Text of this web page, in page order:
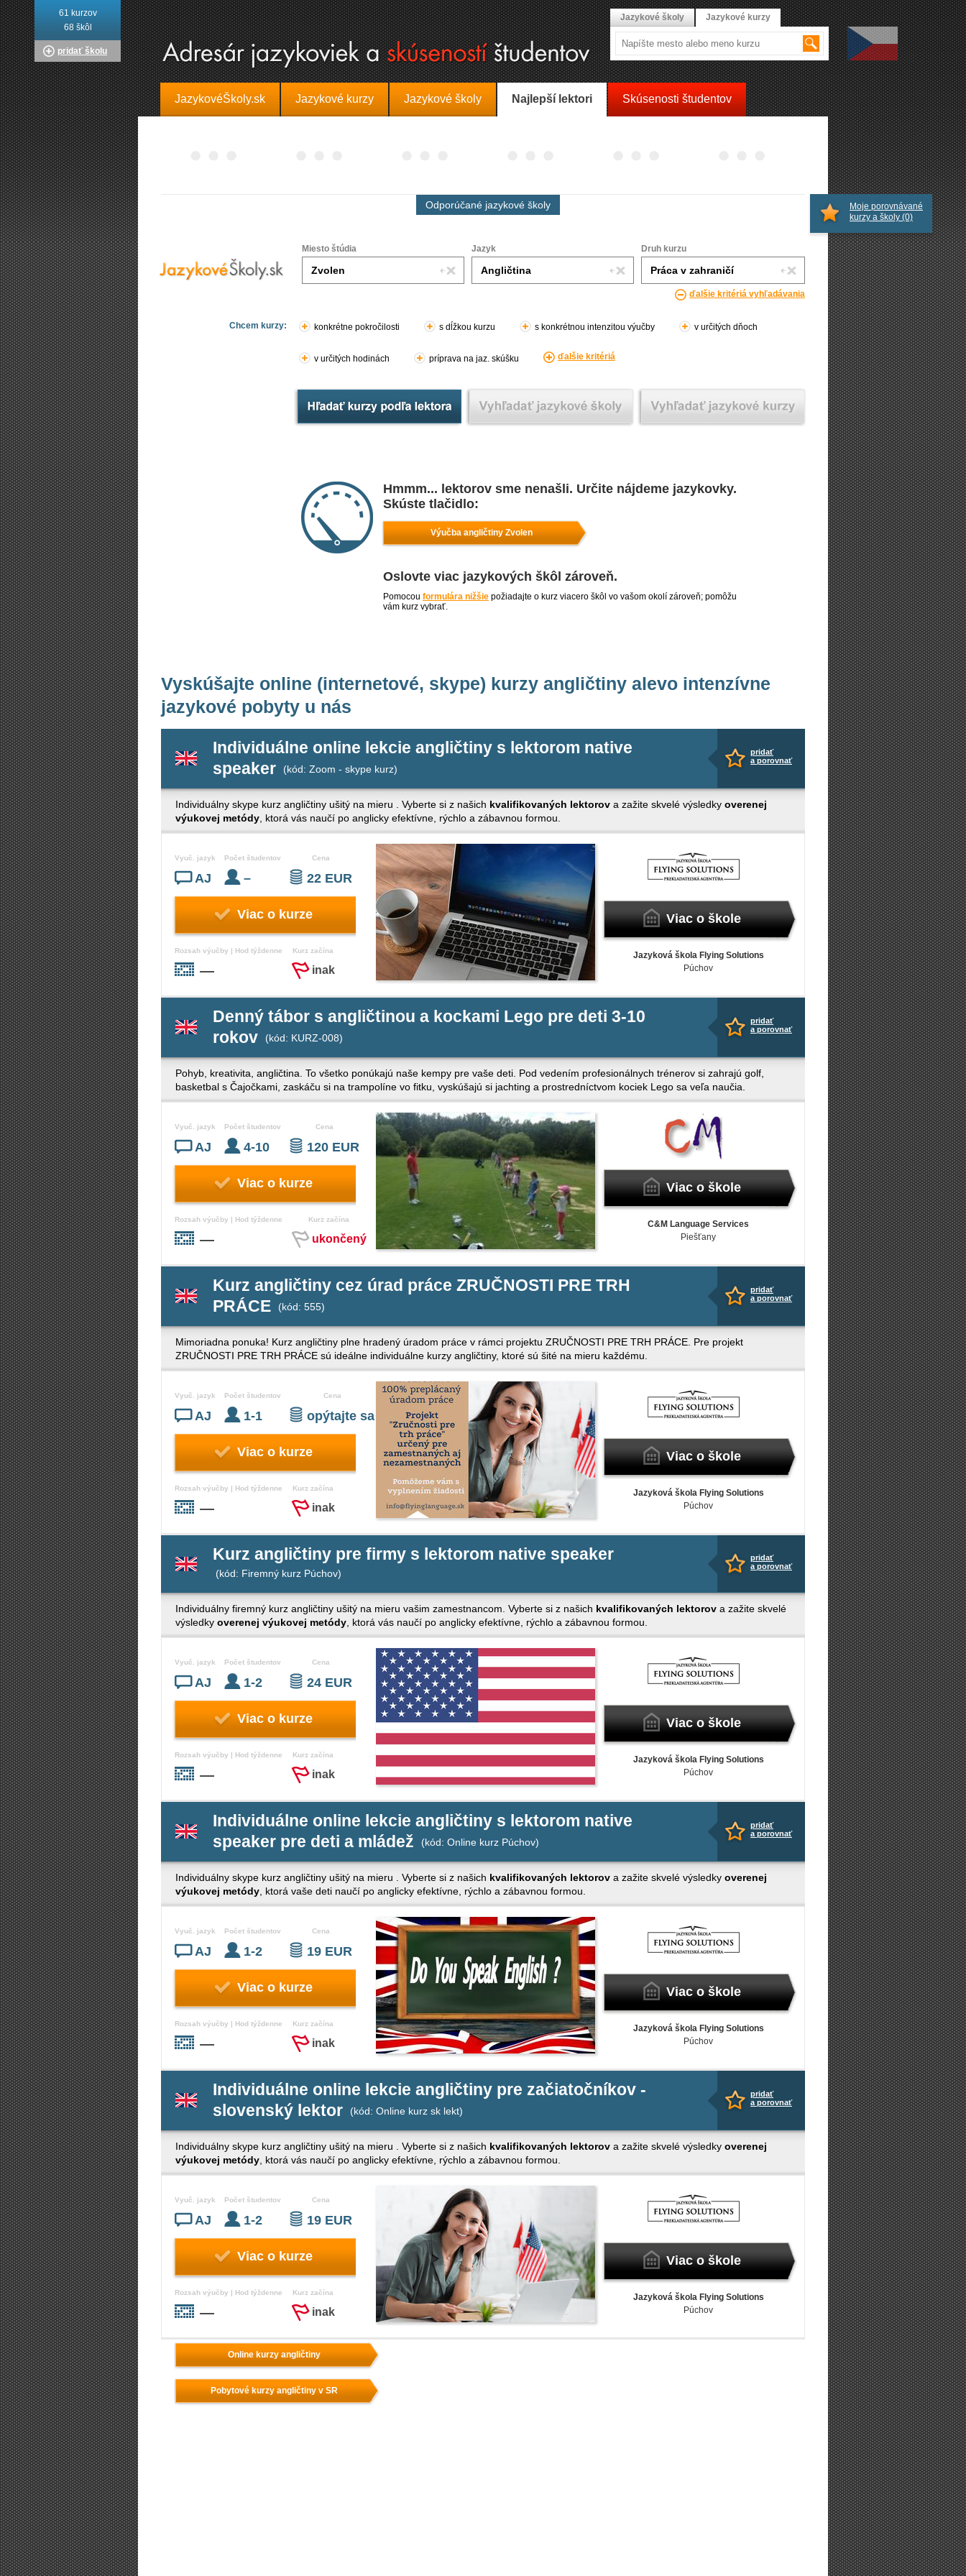
JazykovéŠkoly.sk Jazykové kurzy Jazykové školy Najlepší lektori Skúsenosti študentov
Odporúčané jazykové školy
Miesto štúdia Jazyk Druh kurzu
ďalšie kritériá vyhľadávania
Chcem kurzy: konkrétne pokročilosti s dĺžkou kurzu s konkrétnou intenzitou výučby v určitých dňoch
v určitých hodinách príprava na jaz. skúšku ďalšie kritériá
Hmmm... lektorov sme nenašli. Určite nájdeme jazykovky.
Skúste tlačidlo:
Výučba angličtiny Zvolen
Oslovte viac jazykových škôl zároveň.
Pomocou formulára nižšie požiadajte o kurz viacero škôl vo vašom okolí zároveň; pomôžu
vám kurz vybrať.
Vyskúšajte online (internetové, skype) kurzy angličtiny alevo intenzívne
jazykové pobyty u nás
pridať
a porovnať
Individuálne online lekcie angličtiny s lektorom native
speaker
(kód: Zoom - skype kurz)
Individuálny skype kurz angličtiny ušitý na mieru . Vyberte si z našich kvalifikovaných lektorov a zažite skvelé výsledky overenej
výukovej metódy , ktorá vás naučí po anglicky efektívne, rýchlo a zábavnou formou.
Vyuč. jazyk
AJ
Počet študentov
–
Cena
22 EUR
Viac o kurze
Rozsah výučby | Hod týždenne
—
Kurz začína
inak
Viac o škole
Jazyková škola Flying Solutions
Púchov
pridať
a porovnať
Denný tábor s angličtinou a kockami Lego pre deti 3-10
rokov
(kód: KURZ-008)
Pohyb, kreativita, angličtina. To všetko ponúkajú naše kempy pre vaše deti. Pod vedením profesionálnych trénerov si zahrajú golf,
basketbal s Čajočkami, zaskáču si na trampolíne vo fitku, vyskúšajú si jachting a prostredníctvom kociek Lego sa veľa naučia.
Vyuč. jazyk
AJ
Počet študentov
4-10
Cena
120 EUR
Viac o kurze
Rozsah výučby | Hod týždenne
—
Kurz začína
ukončený
Viac o škole
C&M Language Services
Piešťany
pridať
a porovnať
Kurz angličtiny cez úrad práce ZRUČNOSTI PRE TRH
PRÁCE
(kód: 555)
Mimoriadna ponuka! Kurz angličtiny plne hradený úradom práce v rámci projektu ZRUČNOSTI PRE TRH PRÁCE. Pre projekt
ZRUČNOSTI PRE TRH PRÁCE sú ideálne individuálne kurzy angličtiny, ktoré sú šité na mieru každému.
Vyuč. jazyk
AJ
Počet študentov
1-1
Cena
opýtajte sa
Viac o kurze
Rozsah výučby | Hod týždenne
—
Kurz začína
inak
Viac o škole
Jazyková škola Flying Solutions
Púchov
pridať
a porovnať
Kurz angličtiny pre firmy s lektorom native speaker
(kód: Firemný kurz Púchov)
Individuálny firemný kurz angličtiny ušitý na mieru vašim zamestnancom. Vyberte si z našich kvalifikovaných lektorov a zažite skvelé
výsledky overenej výukovej metódy , ktorá vás naučí po anglicky efektívne, rýchlo a zábavnou formou.
Vyuč. jazyk
AJ
Počet študentov
1-2
Cena
24 EUR
Viac o kurze
Rozsah výučby | Hod týždenne
—
Kurz začína
inak
Viac o škole
Jazyková škola Flying Solutions
Púchov
pridať
a porovnať
Individuálne online lekcie angličtiny s lektorom native
speaker pre deti a mládež
(kód: Online kurz Púchov)
Individuálny skype kurz angličtiny ušitý na mieru . Vyberte si z našich kvalifikovaných lektorov a zažite skvelé výsledky overenej
výukovej metódy , ktorá vaše deti naučí po anglicky efektívne, rýchlo a zábavnou formou.
Vyuč. jazyk
AJ
Počet študentov
1-2
Cena
19 EUR
Viac o kurze
Rozsah výučby | Hod týždenne
—
Kurz začína
inak
Viac o škole
Jazyková škola Flying Solutions
Púchov
pridať
a porovnať
Individuálne online lekcie angličtiny pre začiatočníkov -
slovenský lektor
(kód: Online kurz sk lekt)
Individuálny skype kurz angličtiny ušitý na mieru . Vyberte si z našich kvalifikovaných lektorov a zažite skvelé výsledky overenej
výukovej metódy , ktorá vás naučí po anglicky efektívne, rýchlo a zábavnou formou.
Vyuč. jazyk
AJ
Počet študentov
1-2
Cena
19 EUR
Viac o kurze
Rozsah výučby | Hod týždenne
—
Kurz začína
inak
Viac o škole
Jazyková škola Flying Solutions
Púchov
Online kurzy angličtiny
Pobytové kurzy angličtiny v SR
Moje porovnávané
kurzy a školy (0)
61 kurzov
68 škôl
pridať školu
Jazykové školy Jazykové kurzy